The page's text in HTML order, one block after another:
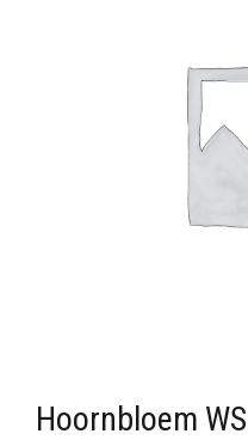
Hoornbloem